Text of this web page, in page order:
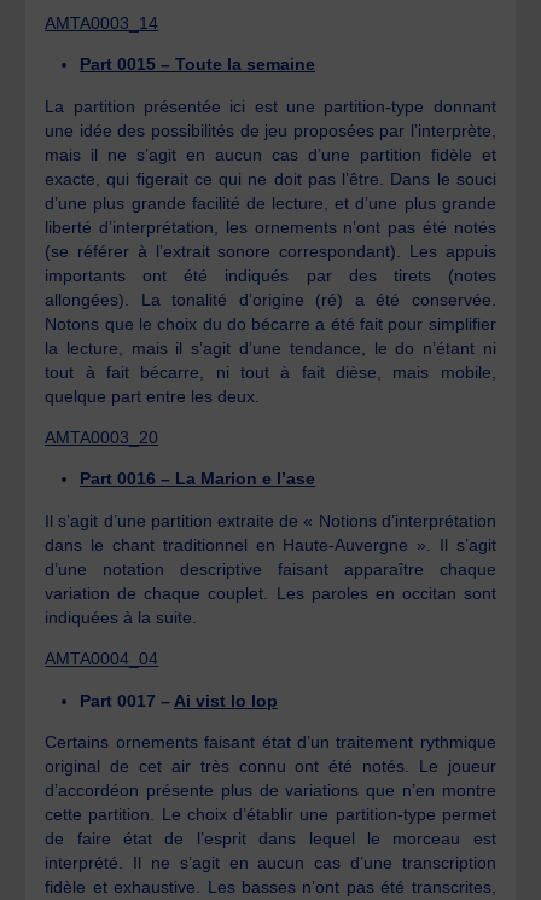
AMTA0003_14
Part 0015 – Toute la semaine
La partition présentée ici est une partition-type donnant
une idée des possibilités de jeu proposées par l’interprète,
mais il ne s’agit en aucun cas d’une partition fidèle et
exacte, qui figerait ce qui ne doit pas l’être. Dans le souci
d’une plus grande facilité de lecture, et d’une plus grande
liberté d’interprétation, les ornements n’ont pas été notés
(se référer à l’extrait sonore correspondant). Les appuis
importants ont été indiqués par des tirets (notes
allongées). La tonalité d’origine (ré) a été conservée.
Notons que le choix du do bécarre a été fait pour simplifier
la lecture, mais il s’agit d’une tendance, le do n’étant ni
tout à fait bécarre, ni tout à fait dièse, mais mobile,
quelque part entre les deux.
AMTA0003_20
Part 0016 – La Marion e l’ase
Il s’agit d’une partition extraite de « Notions d’interprétation
dans le chant traditionnel en Haute-Auvergne ». Il s’agit
d’une notation descriptive faisant apparaître chaque
variation de chaque couplet. Les paroles en occitan sont
indiquées à la suite.
AMTA0004_04
Part 0017 – Ai vist lo lop
Certains ornements faisant état d’un traitement rythmique
original de cet air très connu ont été notés. Le joueur
d’accordéon présente plus de variations que n’en montre
cette partition. Le choix d’établir une partition-type permet
de faire état de l’esprit dans lequel le morceau est
interprété. Il ne s’agit en aucun cas d’une transcription
fidèle et exhaustive. Les basses n’ont pas été transcrites,